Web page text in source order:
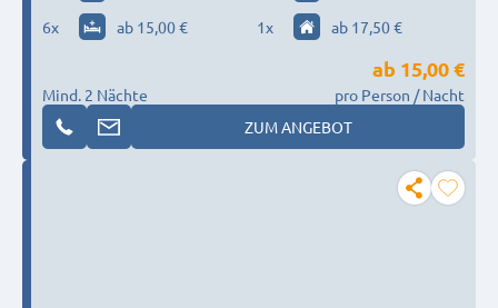
6x ab 15,00 € 1x ab 17,50 €
Mind. 2 Nächte
ab 15,00 €
pro Person / Nacht
ZUM ANGEBOT